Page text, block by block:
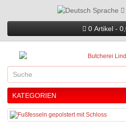
Sprache
0 Artikel -
KATEGORIEN